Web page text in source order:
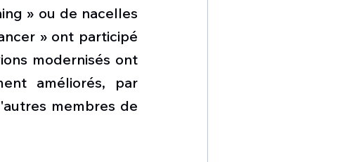
» ou de nacelles
» ont participé
modernisés ont
améliorés, par
membres de